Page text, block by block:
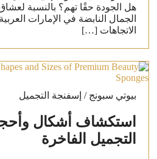
هل الجودة حقًا تهم؟ بالنسبة
الجمال النابضة في الإمارات
الاتجاهات […]
بيوتي سبونج / إسفنجة التجميل
استكشاف أشكال
التجميل الفاخرة